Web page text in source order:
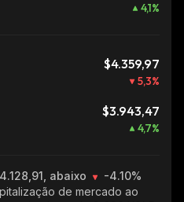
4,1%
$4.359,97
5,3%
$3.943,47
4,7%
abaixo
-4.10%
de mercado ao